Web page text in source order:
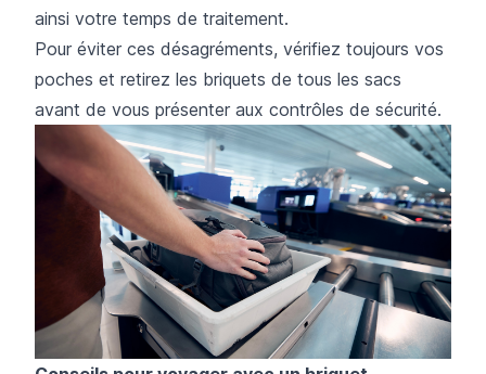
ainsi votre temps de traitement.
Pour éviter ces désagréments, vérifiez toujours vos
poches et retirez les briquets de tous les sacs
avant de vous présenter aux contrôles de sécurité.